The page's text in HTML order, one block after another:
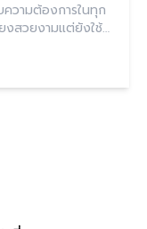
วามต้องการในทุก
งสวยงามแต่ยังใช้
าแห่งความสุข